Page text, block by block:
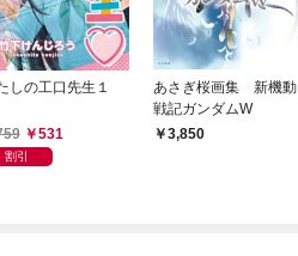
しの工口先生１
531
割引
あさぎ桜画集 新機動
戦記ガンダムW
3,850